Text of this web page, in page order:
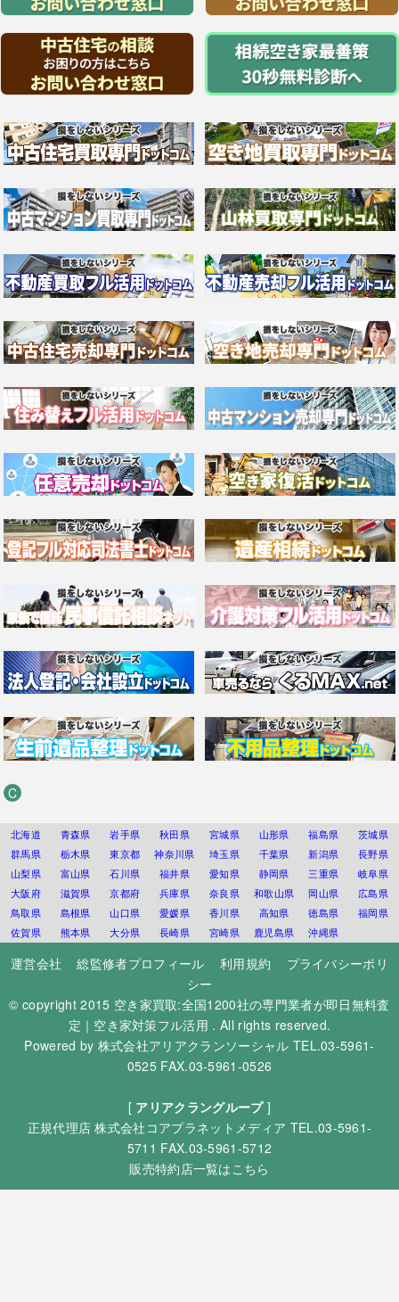
C
北海道 青森県 岩手県 秋田県 宮城県 山形県 福島県
茨城県
群馬県
栃木県 東京都 神奈川県 埼玉県 千葉県 新潟県
長野県
山梨県
富山県 石川県 福井県 愛知県 静岡県 三重県
岐阜県
大阪府
滋賀県 京都府 兵庫県 奈良県 和歌山県 岡山県
広島県
鳥取県
島根県 山口県 愛媛県 香川県 高知県 徳島県
福岡県
佐賀県
熊本県 大分県 長崎県 宮崎県 鹿児島県 沖縄県
運営会社 総監修者プロフィール 利用規約
プライバシーポリ
シー
© copyright 2015 空き家買取:全国1200社の専門業者が即日無料査
定｜空き家対策フル活用 . All rights reserved.
Powered by 株式会社アリアクランソーシャル TEL.03-5961-
0525 FAX.03-5961-0526
[ アリアクラングループ]
正規代理店株式会社コアプラネットメディア TEL.03-5961-
5711 FAX.03-5961-5712
販売特約店一覧はこちら